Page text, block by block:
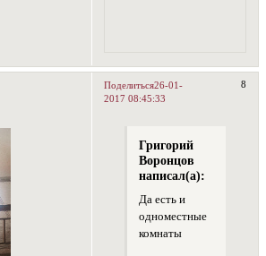
Поделиться 8
26-01-
2017 08:45:33
Григорий
Воронцов
написал(а):
Да есть и
одноместные
комнаты